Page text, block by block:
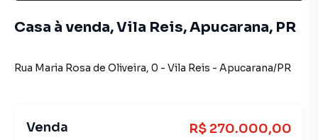
Casa à venda, Vila Reis, Apucarana, PR
Rua Maria Rosa de Oliveira, 0 - Vila Reis - Apucarana/PR
Venda R$ 270.000,00